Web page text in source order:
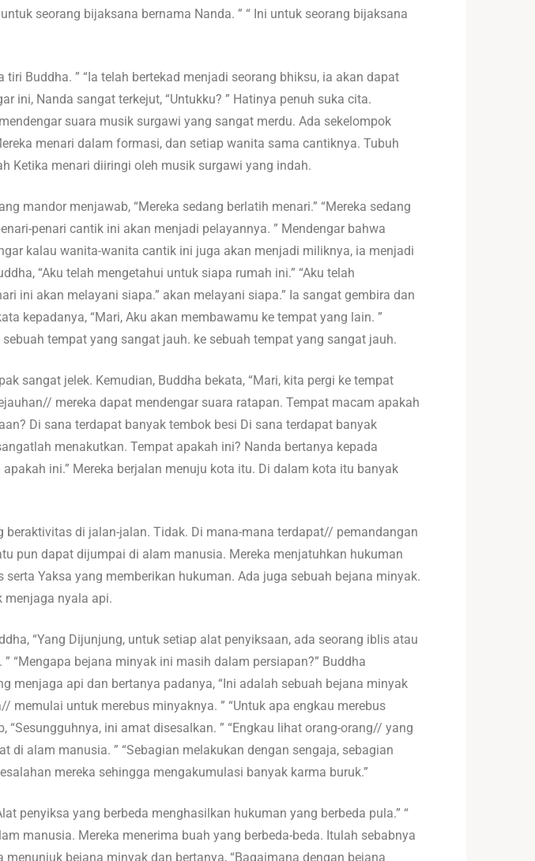
seorang bijaksana bernama Nanda. ” “ Ini untuk seorang bijaksana
Buddha. ” “Ia telah bertekad menjadi seorang bhiksu, ia akan dapat
ini, Nanda sangat terkejut, “Untukku? ” Hatinya penuh suka cita.
suara musik surgawi yang sangat merdu. Ada sekelompok
menari dalam formasi, dan setiap wanita sama cantiknya. Tubuh
Ketika menari diiringi oleh musik surgawi yang indah.
mandor menjawab, “Mereka sedang berlatih menari.” “Mereka sedang
penari cantik ini akan menjadi pelayannya. ” Mendengar bahwa
kalau wanita-wanita cantik ini juga akan menjadi miliknya, ia menjadi
“Aku telah mengetahui untuk siapa rumah ini.” “Aku telah
ini akan melayani siapa.” akan melayani siapa.” Ia sangat gembira dan
kepadanya, “Mari, Aku akan membawamu ke tempat yang lain. ”
tempat yang sangat jauh. ke sebuah tempat yang sangat jauh.
sangat jelek. Kemudian, Buddha bekata, “Mari, kita pergi ke tempat
mereka dapat mendengar suara ratapan. Tempat macam apakah
Di sana terdapat banyak tembok besi Di sana terdapat banyak
menakutkan. Tempat apakah ini? Nanda bertanya kepada
ini.” Mereka berjalan menuju kota itu. Di dalam kota itu banyak
di jalan-jalan. Tidak. Di mana-mana terdapat// pemandangan
pun dapat dijumpai di alam manusia. Mereka menjatuhkan hukuman
Yaksa yang memberikan hukuman. Ada juga sebuah bejana minyak.
menjaga nyala api.
“Yang Dijunjung, untuk setiap alat penyiksaan, ada seorang iblis atau
“Mengapa bejana minyak ini masih dalam persiapan?” Buddha
menjaga api dan bertanya padanya, “Ini adalah sebuah bejana minyak
memulai untuk merebus minyaknya. ” “Untuk apa engkau merebus
ini amat disesalkan. ” “Engkau lihat orang-orang// yang
alam manusia. ” “Sebagian melakukan dengan sengaja, sebagian
mereka sehingga mengakumulasi banyak karma buruk.”
penyiksa yang berbeda menghasilkan hukuman yang berbeda pula.” “
manusia. Mereka menerima buah yang berbeda-beda. Itulah sebabnya
bejana minyak dan bertanya, “Bagaimana dengan bejana